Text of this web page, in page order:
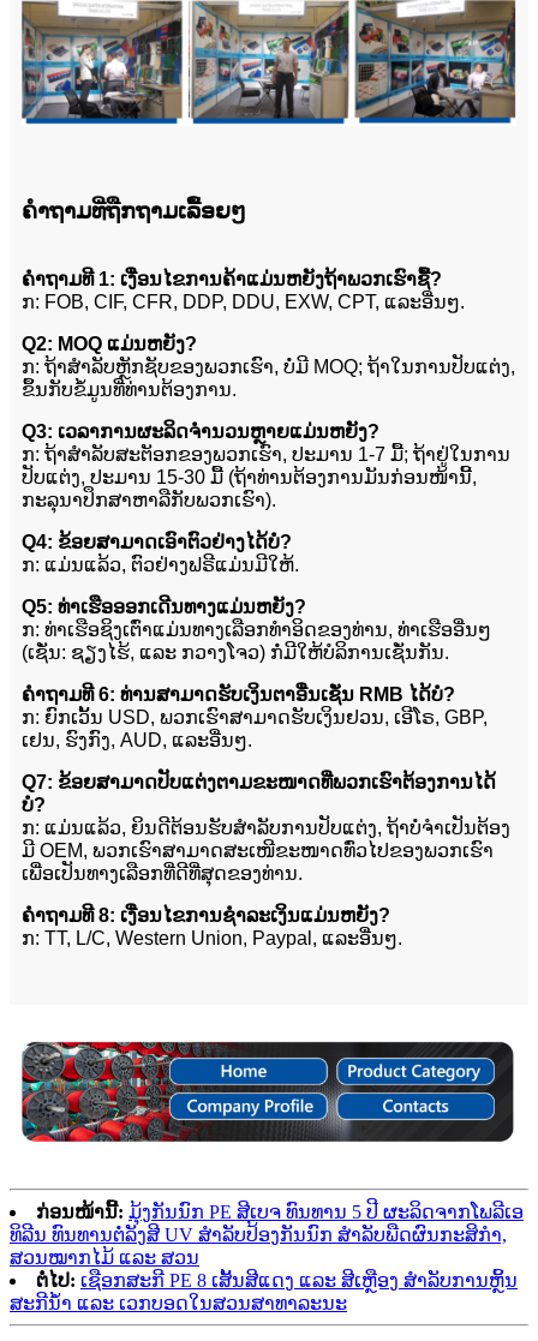
ຄຳຖາມທີ່ຖືກຖາມເລື້ອຍໆ
ຄຳຖາມທີ 1: ເງື່ອນໄຂການຄ້າແມ່ນຫຍັງຖ້າພວກເຮົາຊື້?
ກ: FOB, CIF, CFR, DDP, DDU, EXW, CPT, ແລະອື່ນໆ.
Q2: MOQ ແມ່ນຫຍັງ?
ກ: ຖ້າສຳລັບຫຼັກຊັບຂອງພວກເຮົາ, ບໍ່ມີ MOQ; ຖ້າໃນການປັບແຕ່ງ,
ຂຶ້ນກັບຂໍ້ມູນທີ່ທ່ານຕ້ອງການ.
Q3: ເວລາການຜະລິດຈຳນວນຫຼາຍແມ່ນຫຍັງ?
ກ: ຖ້າສຳລັບສະຕັອກຂອງພວກເຮົາ, ປະມານ 1-7 ມື້; ຖ້າຢູ່ໃນການ
ປັບແຕ່ງ, ປະມານ 15-30 ມື້ (ຖ້າທ່ານຕ້ອງການມັນກ່ອນໜ້ານີ້,
ກະລຸນາປຶກສາຫາລືກັບພວກເຮົາ).
Q4: ຂ້ອຍສາມາດເອົາຕົວຢ່າງໄດ້ບໍ?
ກ: ແມ່ນແລ້ວ, ຕົວຢ່າງຟຣີແມ່ນມີໃຫ້.
Q5: ທ່າເຮືອອອກເດີນທາງແມ່ນຫຍັງ?
ກ: ທ່າເຮືອຊິງເຕົ່າແມ່ນທາງເລືອກທຳອິດຂອງທ່ານ, ທ່າເຮືອອື່ນໆ
(ເຊັ່ນ: ຊຽງໄຮ້, ແລະ ກວາງໂຈວ) ກໍ່ມີໃຫ້ບໍລິການເຊັ່ນກັນ.
ຄຳຖາມທີ 6: ທ່ານສາມາດຮັບເງິນຕາອື່ນເຊັ່ນ RMB ໄດ້ບໍ?
ກ: ຍົກເວັ້ນ USD, ພວກເຮົາສາມາດຮັບເງິນຢວນ, ເອີໂຣ, GBP,
ເຢນ, ຮົງກົງ, AUD, ແລະອື່ນໆ.
Q7: ຂ້ອຍສາມາດປັບແຕ່ງຕາມຂະໜາດທີ່ພວກເຮົາຕ້ອງການໄດ້
ບໍ?
ກ: ແມ່ນແລ້ວ, ຍິນດີຕ້ອນຮັບສຳລັບການປັບແຕ່ງ, ຖ້າບໍ່ຈຳເປັນຕ້ອງ
ມີ OEM, ພວກເຮົາສາມາດສະເໜີຂະໜາດທົ່ວໄປຂອງພວກເຮົາ
ເພື່ອເປັນທາງເລືອກທີ່ດີທີ່ສຸດຂອງທ່ານ.
ຄຳຖາມທີ 8: ເງື່ອນໄຂການຊຳລະເງິນແມ່ນຫຍັງ?
ກ: TT, L/C, Western Union, Paypal, ແລະອື່ນໆ.
ກ່ອນໜ້ານີ້: ມຸ້ງກັນນົກ PE ສີເບຈ ທົນທານ 5 ປີ ຜະລິດຈາກໂພລີເອ
ທິລີນ ທົນທານຕໍ່ລັງສີ UV ສຳລັບປ້ອງກັນນົກ ສຳລັບພືດຜົນກະສິກຳ,
ສວນໝາກໄມ້ ແລະ ສວນ
ຕໍ່ໄປ: ເຊືອກສະກີ PE 8 ເສັ້ນສີແດງ ແລະ ສີເຫຼືອງ ສຳລັບການຫຼິ້ນ
ສະກີນ້ຳ ແລະ ເວກບອດໃນສວນສາທາລະນະ